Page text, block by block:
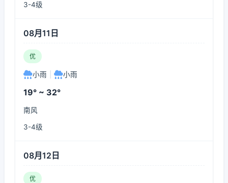
3-4级
08月11日
优
小雨 小雨
19° ~ 32°
南风
3-4级
08月12日
优